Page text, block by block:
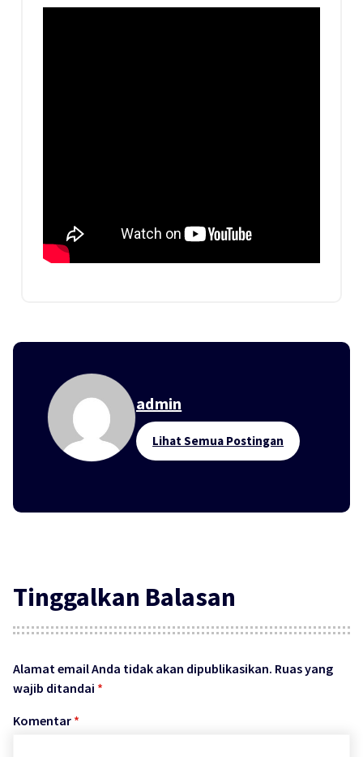
admin
Lihat Semua Postingan
Tinggalkan Balasan
Alamat email Anda tidak akan dipublikasikan. Ruas yang
wajib ditandai *
Komentar *